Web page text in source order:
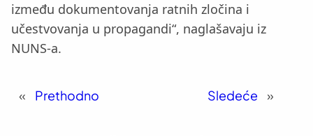
između dokumentovanja ratnih zločina i
učestvovanja u propagandi“, naglašavaju iz
NUNS-a.
« Prethodno Sledeće »